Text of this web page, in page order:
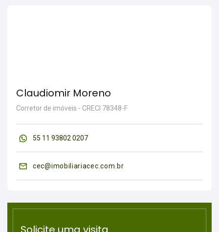
Claudiomir Moreno
Corretor de imóveis - CRECI 78348-F
55 11 93802 0207
cec@imobiliariacec.com.br